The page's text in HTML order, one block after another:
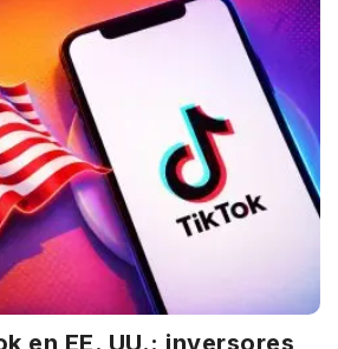
en EE. UU.: inversores